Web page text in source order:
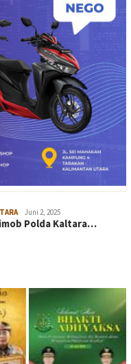
Juni 2, 2025
Polda Kaltara…